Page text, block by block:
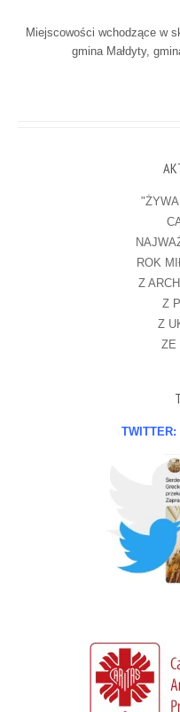
Miejscowości wchodzące w
gmina Małdyty,
ROK
Z
Z
Z
ZE